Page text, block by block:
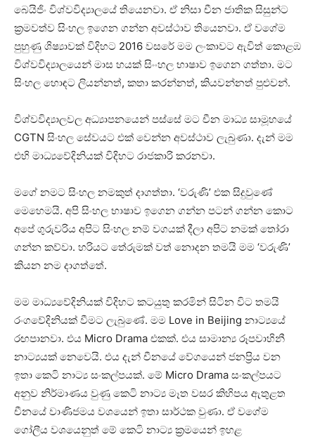
බෙයිජිං විශ්වවිද්‍යාලයේ තියෙනවා. ඒ නිසා චීන ජාතික සිසුන්ට
ක්‍රමවත්ව සිංහල ඉගෙන ගන්න අවස්ථාව තියෙනවා. ඒ වගේම
පුහුණු ශිෂ්‍යාවක් විදිහට 2016 වසරේ මම ලංකාවට ඇවිත් කොළඹ
විශ්වවිද්‍යාලයෙන් මාස හයක් සිංංහල භාෂාව ඉගෙන ගත්තා. මට
සිංහල හොඳට ලියන්නත්, කතා කරන්නත්, කියවන්නත් පුළුවන්.
විශ්වවිද්‍යාලවල අධ්‍යාපනයෙන් පස්සේ මට චීන මාධ්‍ය සාමූහයේ
CGTN සිංහල සේවයට එක් වෙන්න අවස්ථාව ලැබුණා. දැන් මම
එහි මාධ්‍යවේදිනියක් විදිහට රාජකාරි කරනවා.
මගේ නමට සිංහල නමකුත් දාගත්තා. ‘වරුණි’ එක සිදුවුණේ
මෙහෙමයි. අපි සිංහල භාෂාව ඉගෙන ගන්න පටන් ගන්න කොට
අපේ ගුරුවරිය අපිට සිංහල නම් වගයක් දීලා අපිට නමක් තෝරා
ගන්න කව්වා. හරියට තේරුමක් වත් නොදන තමයි මම ‘වරුණි’
කියන නම දාගත්තේ.
මම මාධ්‍යවේදිනියක් විදිහට කටයුතු කරමින් සිටින විට තමයි
රංගවේදිනියක් වීමට ලැබුණේ. මම Love in Beijing නාට්‍යයේ
රඟපානවා. එය Micro Drama එකක්. එය සාමාන්‍ය රූපවාහිනී
නාට්‍යයක් නෙවෙයි. එය දැන් චීනයේ වේගයෙන් ජනප්‍රිය වන
ඉතා කෙටි නාට්‍ය සංකල්පයක්. මේ Micro Drama සංකල්පයට
අනුව නිර්මාණය වුණු කෙටි නාට්‍ය මෑත වසර කිහිපය ඇතුළත
චීනයේ වාණිජමය වශයෙන් ඉතා සාර්ථක වුණා. ඒ වගේම
ගෝලීය වශයෙනුත් මේ කෙටි නාට්‍ය ක්‍රමයෙන් ඉහළ